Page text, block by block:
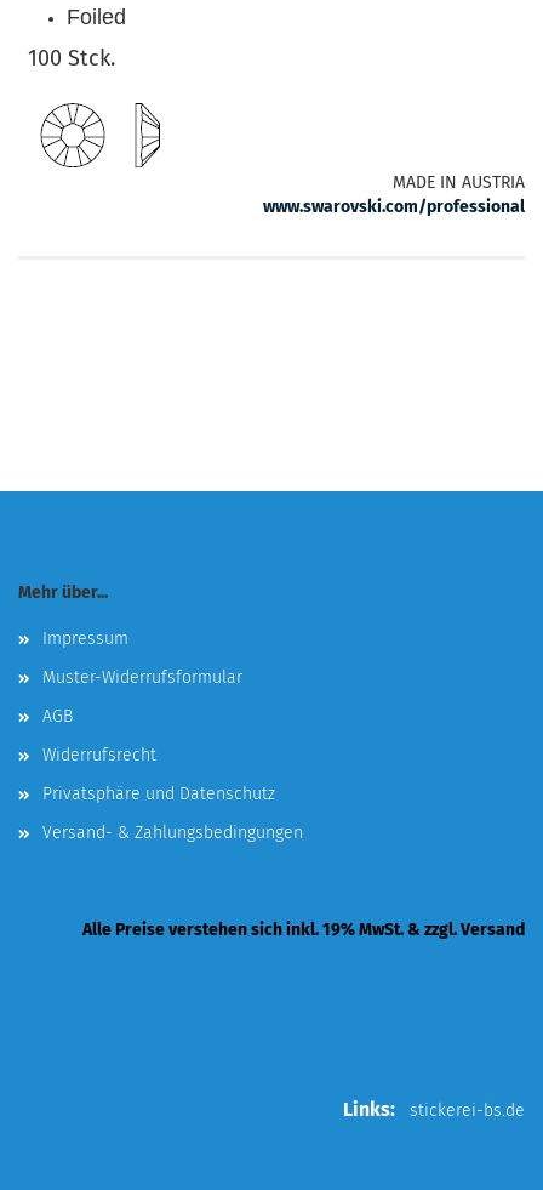
Foiled
100 Stck.
MADE IN AUSTRIA
www.swarovski.com/professional
Mehr über...
Impressum
Muster-Widerrufsformular
AGB
Widerrufsrecht
Privatsphäre und Datenschutz
Versand- & Zahlungsbedingungen
Alle Preise verstehen sich inkl. 19% MwSt. & zzgl. Versand
Links: stickerei-bs.de